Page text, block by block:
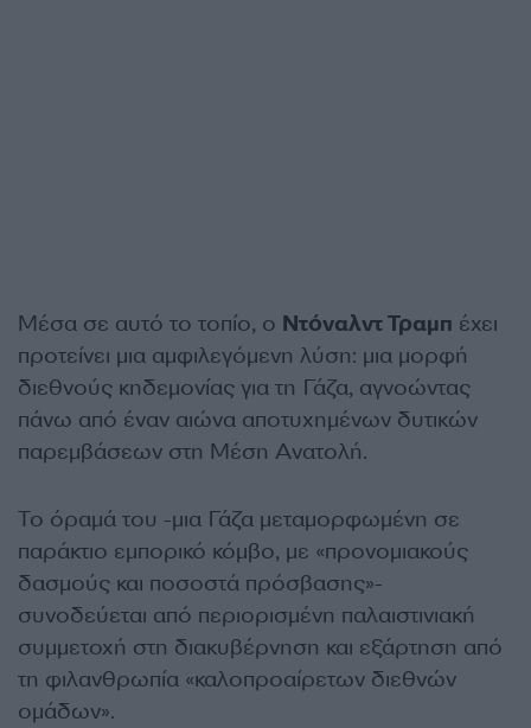
Μέσα σε αυτό το τοπίο, ο Ντόναλντ Τραμπ έχει
προτείνει μια αμφιλεγόμενη λύση: μια μορφή
διεθνούς κηδεμονίας για τη Γάζα, αγνοώντας
πάνω από έναν αιώνα αποτυχημένων δυτικών
παρεμβάσεων στη Μέση Ανατολή.
Το όραμά του -μια Γάζα μεταμορφωμένη σε
παράκτιο εμπορικό κόμβο, με «προνομιακούς
δασμούς και ποσοστά πρόσβασης»-
συνοδεύεται από περιορισμένη παλαιστινιακή
συμμετοχή στη διακυβέρνηση και εξάρτηση από
τη φιλανθρωπία «καλοπροαίρετων διεθνών
ομάδων».